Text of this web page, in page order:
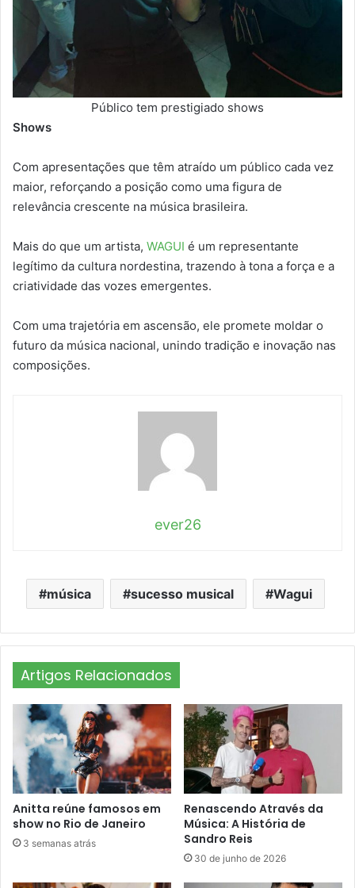
Público tem prestigiado shows
Shows
Com apresentações que têm atraído um público cada vez
maior, reforçando a posição como uma figura de
relevância crescente na música brasileira.
Mais do que um artista, WAGUI é um representante
legítimo da cultura nordestina, trazendo à tona a força e a
criatividade das vozes emergentes.
Com uma trajetória em ascensão, ele promete moldar o
futuro da música nacional, unindo tradição e inovação nas
composições.
ever26
música sucesso musical Wagui
Artigos Relacionados
Anitta reúne famosos em
show no Rio de Janeiro
3 semanas atrás
Renascendo Através da
Música: A História de
Sandro Reis
30 de junho de 2026